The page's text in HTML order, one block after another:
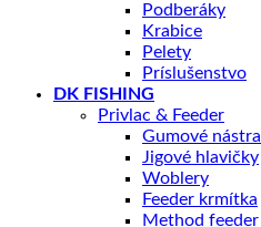
Podberáky
Krabice
Pelety
Príslušenstvo
DK FISHING
Privlac & Feeder
Gumové
Jigové hlavičky
Woblery
Feeder krmítka
Method feeder